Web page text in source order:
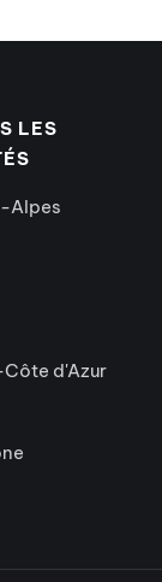
LES
Alpes
d'Azur